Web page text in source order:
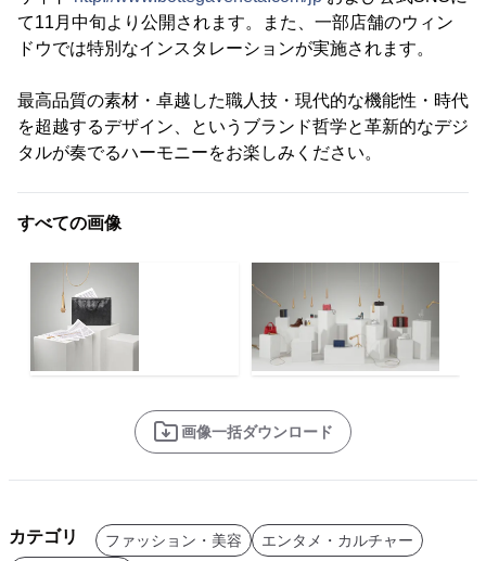
て11月中旬より公開されます。また、一部店舗のウィン
ドウでは特別なインスタレーションが実施されます。
最高品質の素材・卓越した職人技・現代的な機能性・時代
を超越するデザイン、というブランド哲学と革新的なデジ
タルが奏でるハーモニーをお楽しみください。
すべての画像
画像一括ダウンロード
カテゴリ ファッション・美容
エンタメ・カルチャー